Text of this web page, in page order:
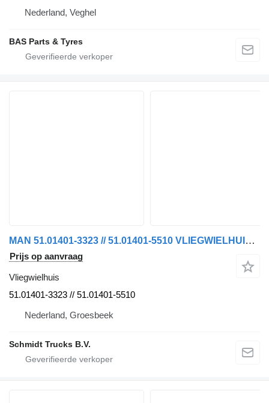
Nederland, Veghel
BAS Parts & Tyres
MAN 51.01401-3323 // 51.01401-5510 VLIEGWIELHUIS TGX TGS EURO 6 voor vrachtwagen
Prijs op aanvraag
Vliegwielhuis
51.01401-3323 // 51.01401-5510
Nederland, Groesbeek
Schmidt Trucks B.V.